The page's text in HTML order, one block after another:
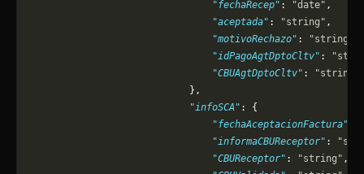
                                "fechaRecep"
: "date" ,
                                "aceptada"
: "string" ,
                                "motivoRechazo"
: "string"
                                "idPagoAgtDptoCltv"
:
                                "CBUAgtDptoCltv"
:
"string"
                            },
                            "infoSCA"
: {
                                "fechaAceptacionFactura"
                                "informaCBUReceptor"
:
                                "CBUReceptor"
: "string" ,